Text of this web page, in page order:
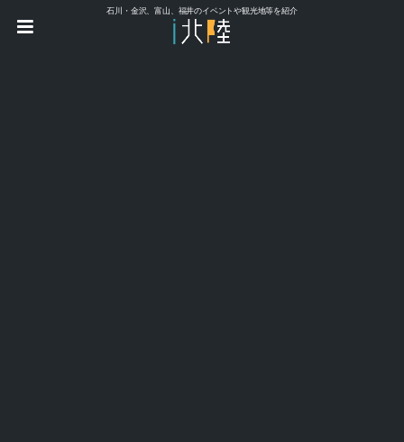
石川・金沢、富山、福井のイベントや観光地等を紹介